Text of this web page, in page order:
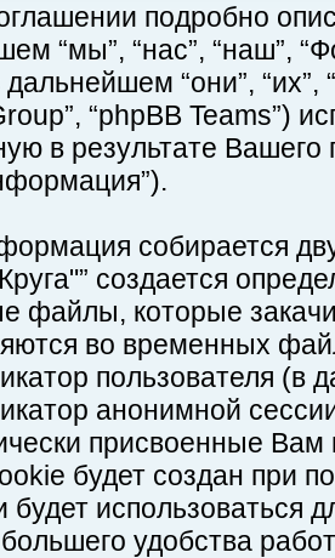
подробно
“мы”, “нас”, “наш”,
“они”, “их”,
“phpBB Teams”)
в результате
собирается
создается
файлы, которые
во временных
пользователя (в
анонимной
присвоенные
будет создан при
будет
удобства